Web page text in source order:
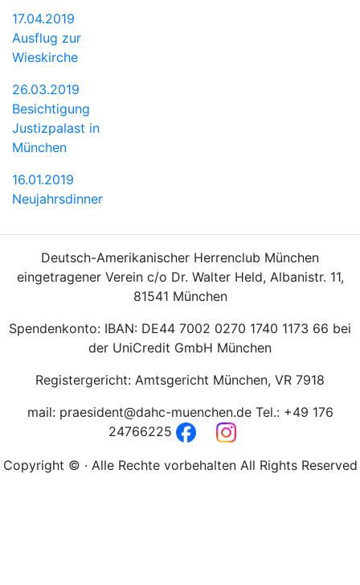
17.04.2019
Ausflug zur
Wieskirche
26.03.2019
Besichtigung
Justizpalast in
München
16.01.2019
Neujahrsdinner
Deutsch-Amerikanischer Herrenclub München
eingetragener Verein c/o Dr. Walter Held, Albanistr. 11,
81541 München
Spendenkonto: IBAN: DE44 7002 0270 1740 1173 66 bei
der UniCredit GmbH München
Registergericht: Amtsgericht München, VR 7918
mail: praesident@dahc-muenchen.de Tel.: +49 176
24766225
Copyright © · Alle Rechte vorbehalten All Rights Reserved